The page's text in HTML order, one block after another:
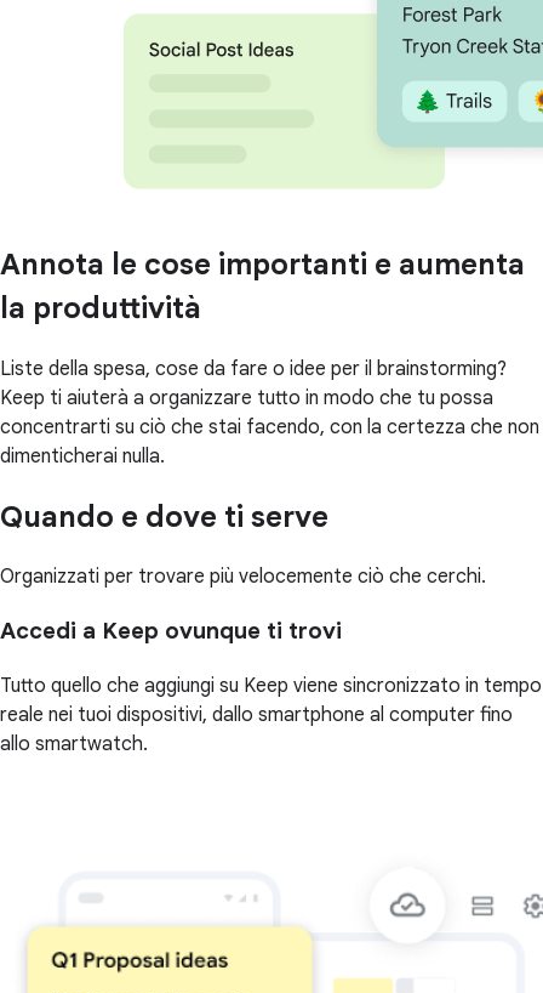
Annota le cose importanti e aumenta
la produttività
Liste della spesa, cose da fare o idee per il brainstorming?
Keep ti aiuterà a organizzare tutto in modo che tu possa
concentrarti su ciò che stai facendo, con la certezza che non
dimenticherai nulla.
Quando e dove ti serve
Organizzati per trovare più velocemente ciò che cerchi.
Accedi a Keep ovunque ti trovi
Tutto quello che aggiungi su Keep viene sincronizzato in tempo
reale nei tuoi dispositivi, dallo smartphone al computer fino
allo smartwatch.